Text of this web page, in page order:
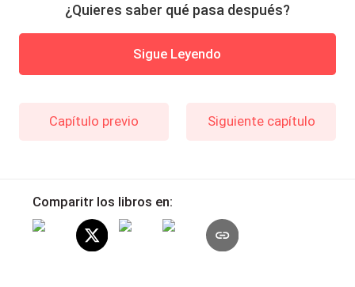
¿Quieres saber qué pasa después?
Sigue Leyendo
Capítulo previo Siguiente capítulo
Comparitr los libros en: